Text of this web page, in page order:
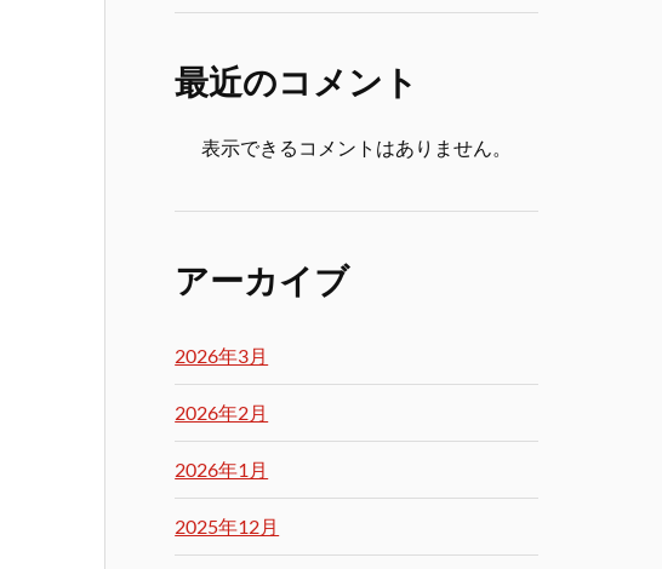
最近のコメント
表示できるコメントはありません。
アーカイブ
2026年3月
2026年2月
2026年1月
2025年12月